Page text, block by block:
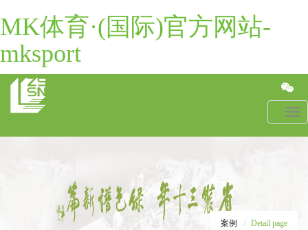
MK体育·(国际)官方网站-
mksport
案例 Detail page